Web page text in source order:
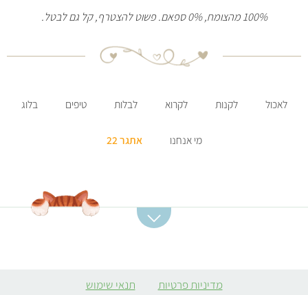
100% מהצומח, 0% ספאם. פשוט להצטרף, קל גם לבטל.
לאכול לקנות לקרוא לבלות טיפים בלוג
מי אנחנו אתגר 22
קובה סלק
מדיניות פרטיות תנאי שימוש